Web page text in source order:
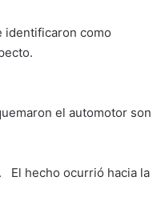
identificaron como
el automotor son
El hecho ocurrió hacia la